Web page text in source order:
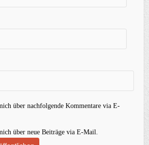
über nachfolgende Kommentare via E-
über neue Beiträge via E-Mail.